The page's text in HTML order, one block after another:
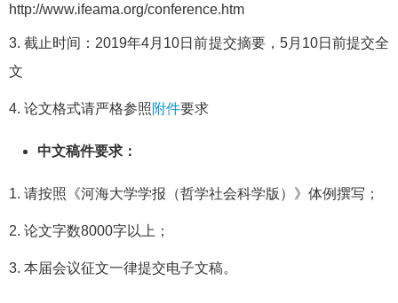
http://www.ifeama.org/conference.htm
3. 截止时间：2019年4月10日前提交摘要，5月10日前提交全
文
4. 论文格式请严格参照 附件要求
中文稿件要求：
1. 请按照《河海大学学报（哲学社会科学版）》体例撰写；
2. 论文字数8000字以上；
3. 本届会议征文一律提交电子文稿。